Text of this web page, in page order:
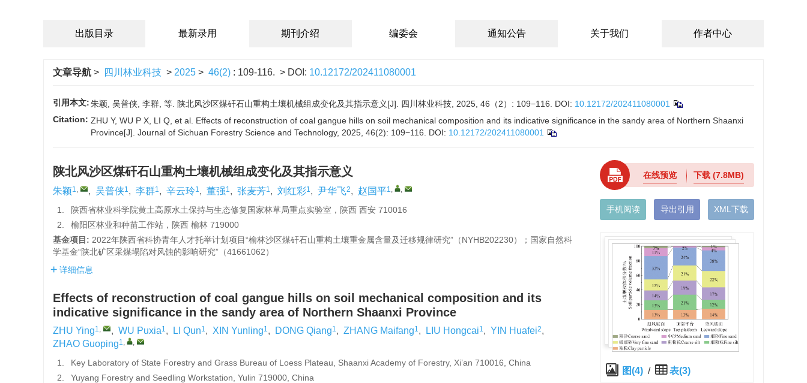
出版目录 最新录用 期刊介绍 编委会 通知公告 关于我们 作者中心
文章导航 > 四川林业科技 > 2025 > 46(2) : 109-116. > DOI: 10.12172/202411080001
引用本文:朱颖, 吴普侠, 李群, 等. 陕北风沙区煤矸石山重构土壤机械组成变化及其指示意义[J]. 四川林业科技, 2025, 46（2）: 109−116. DOI: 10.12172/202411080001
Citation: ZHU Y, WU P X, LI Q, et al. Effects of reconstruction of coal gangue hills on soil mechanical composition and its indicative significance in the sandy area of Northern Shaanxi
Province[J]. Journal of Sichuan Forestry Science and Technology, 2025, 46(2): 109−116.
DOI: 10.12172/202411080001
陕北风沙区煤矸石山重构土壤机械组成变化及其指示意义
朱颖1, , 吴普侠1, 李群1, 辛云玲1, 董强1, 张麦芳1, 刘红彩1, 尹华飞2, 赵国平1, ,
1.
陕西省林业科学院黄土高原水土保持与生态修复国家林草局重点实验室，陕西 西安 710016
2.
榆阳区林业和种苗工作站，陕西 榆林 719000
基金项目: 2022年陕西省科协青年人才托举计划项目“榆林沙区煤矸石山重构土壤重金属含量及迁移规律研究”（NYHB202230）；国家自然科
学基金“陕北矿区采煤塌陷对风蚀的影响研究”（41661062）
详细信息
Effects of reconstruction of coal gangue hills on soil mechanical composition and its
indicative significance in the sandy area of Northern Shaanxi Province
ZHU Ying1, , WU Puxia1, LI Qun1, XIN Yunling1, DONG Qiang1, ZHANG Maifang1, LIU Hongcai1, YIN Huafei2,
ZHAO Guoping1, ,
1.
Key Laboratory of State Forestry and Grass Bureau of Loess Plateau, Shaanxi Academy of Forestry, Xi’an 710016, China
2.
Yuyang Forestry and Seedling Workstation, Yulin 719000, China
在线预览 下载(7.8MB)
手机阅读 导出引用 XML下载
图(4) / 表(3)